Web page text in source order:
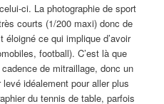
ci. La photographie de sport
courts (1/200 maxi) donc de
ce qui implique d’avoir
football). C’est là que
de mitraillage, donc un
idéalement pour aller plus
du tennis de table, parfois